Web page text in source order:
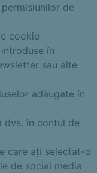
de
cookie
în
sau alte
adăugate în
dvs. în contul de
care ați selectat-o
de social media